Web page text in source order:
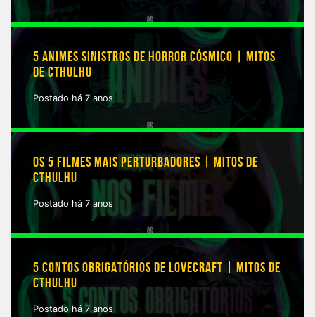
5 ANIMES SINISTROS DE HORROR CÓSMICO | MITOS
DE CTHULHU
Postado há 7 anos
OS 5 FILMES MAIS PERTURBADORES | MITOS DE
CTHULHU
Postado há 7 anos
5 CONTOS OBRIGATÓRIOS DE LOVECRAFT | MITOS DE
CTHULHU
Postado há 7 anos